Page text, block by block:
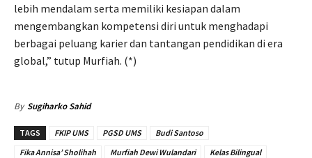
lebih mendalam serta memiliki kesiapan dalam
mengembangkan kompetensi diri untuk menghadapi
berbagai peluang karier dan tantangan pendidikan di era
global,” tutup Murfiah. (*)
By Sugiharko Sahid
TAGS FKIP UMS PGSD UMS
Budi Santoso
Fika Annisa’ Sholihah
Murfiah Dewi Wulandari
Kelas Bilingual